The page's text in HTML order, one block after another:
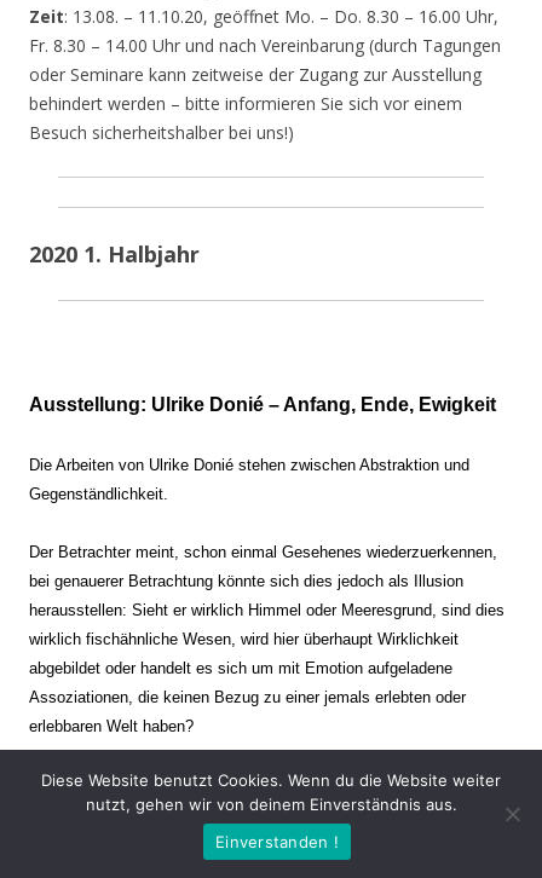
Zeit: 13.08. – 11.10.20, geöffnet Mo. – Do. 8.30 – 16.00 Uhr,
Fr. 8.30 – 14.00 Uhr und nach Vereinbarung (durch Tagungen
oder Seminare kann zeitweise der Zugang zur Ausstellung
behindert werden – bitte informieren Sie sich vor einem
Besuch sicherheitshalber bei uns!)
2020 1. Halbjahr
Ausstellung: Ulrike Donié – Anfang, Ende, Ewigkeit
Die Arbeiten von Ulrike Donié stehen zwischen Abstraktion und
Gegenständlichkeit.
Der Betrachter meint, schon einmal Gesehenes wiederzuerkennen,
bei genauerer Betrachtung könnte sich dies jedoch als Illusion
herausstellen: Sieht er wirklich Himmel oder Meeresgrund, sind dies
wirklich fischähnliche Wesen, wird hier überhaupt Wirklichkeit
abgebildet oder handelt es sich um mit Emotion aufgeladene
Assoziationen, die keinen Bezug zu einer jemals erlebten oder
erlebbaren Welt haben?
Verharren und Dynamik stehen sich dabei gegenüber. Zeit steht still
oder verrinnt im Nu. Es soll dabei eine Spannung, auch farblich, bis
zur Schmerzgrenze erzeugt werden. Die Arbeiten stellen ambivalente
Diese Website benutzt Cookies. Wenn du die Website weiter
nutzt, gehen wir von deinem Einverständnis aus.
Einverstanden !